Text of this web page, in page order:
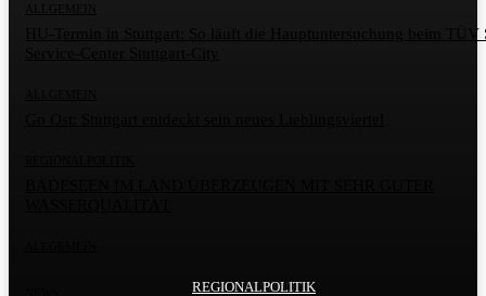
ALLGEMEIN
REGIONALPOLITIK
HU-Termin in Stuttgart: So läuft die Hauptuntersuchung beim TÜV